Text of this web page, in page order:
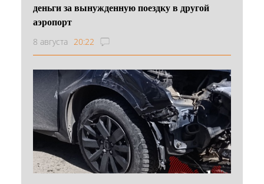
деньги за вынужденную поездку в другой
аэропорт
8 августа 20:22